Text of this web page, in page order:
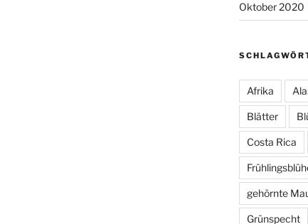
Oktober 2020
Afrika
Blätter
Costa Rica
gehörnte
Grünspecht